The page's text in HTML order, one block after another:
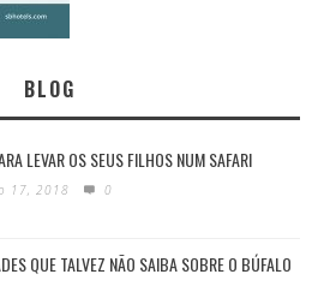
BLOG
LEVAR OS SEUS FILHOS NUM SAFARI
17, 2018 0
QUE TALVEZ NÃO SAIBA SOBRE O BÚFALO